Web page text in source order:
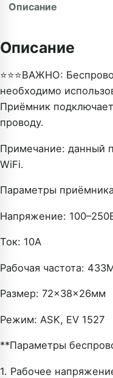
Описание
Описание
⭐⭐⭐ВАЖНО:
необходимо
Приёмник
проводу.
Примечание: данный
WiFi.
Параметры
Напряжение:
Ток: 10А
Рабочая частота:
Размер: 72×38×26мм
Режим: ASK, EV 1527
**Параметры
1. Рабочее